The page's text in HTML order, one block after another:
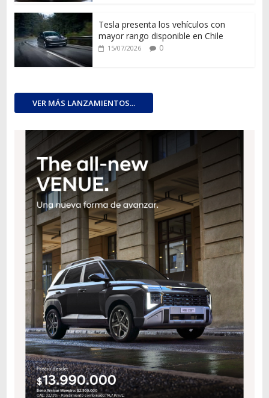
Tesla presenta los vehículos con
mayor rango disponible en Chile
15/07/2026 0
VER MÁS LANZAMIENTOS...